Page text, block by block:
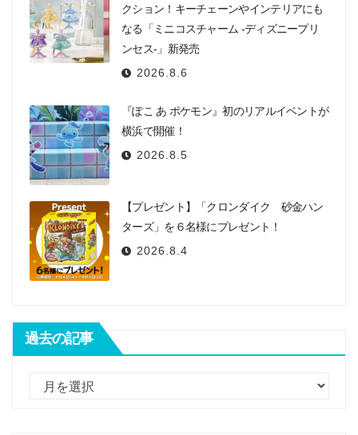
クション！キーチェーンやインテリアにも
なる「ミニコスチャーム -ディズニープリ
ンセス-」新発売
2026.8.6
『ぽこ あ ポケモン』初のリアルイベントが
横浜で開催！
2026.8.5
【プレゼント】「クロンダイク 砂金ハン
ターズ」を６名様にプレゼント！
2026.8.4
過去の記事